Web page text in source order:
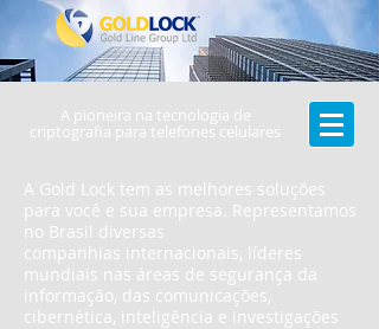
A pioneira na tecnologia de
criptografia para telefones celulares
A Gold Lock tem as melhores soluções
para você e sua empresa. Representamos
no Brasil diversas
companhias internacionais, líderes
mundiais nas áreas de segurança da
informação, das comunicações,
cibernética, inteligência e investigações